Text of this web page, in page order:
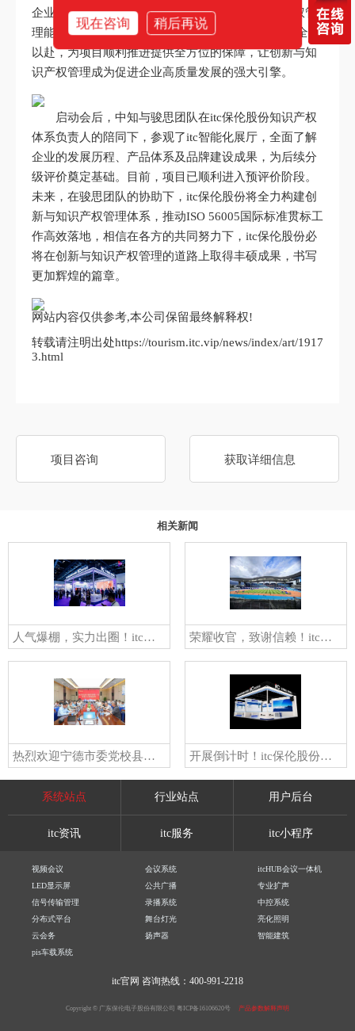
企业创新生态构建的核心价值，强调创新与知识产权管
理能力分级评价工作的重要作用， 并表示，公司将全力
以赴，为项目顺利推进提供全方位的保障，让创新与知
识产权管理成为促进企业高质量发展的强大引擎。
启动会后，中知与骏思团队在itc保伦股份知识产权
体系负责人的陪同下，参观了itc智能化展厅，全面了解
企业的发展历程、产品体系及品牌建设成果，为后续分
级评价奠定基础。目前，项目已顺利进入预评价阶段。
未来，在骏思团队的协助下，itc保伦股份将全力构建创
新与知识产权管理体系，推动ISO 56005国际标准贯标工
作高效落地，相信在各方的共同努力下，itc保伦股份必
将在创新与知识产权管理的道路上取得丰硕成果，书写
更加辉煌的篇章。
网站内容仅供参考,本公司保留最终解释权!
转载请注明出处https://tourism.itc.vip/news/index/art/1917
3.html
项目咨询 获取详细信息
相关新闻
人气爆棚，实力出圈！itc保伦股份以全栈AI视听系统惊艳亮相2026北京InfoComm China展 荣耀收官，致谢信赖！itc保伦股份以创新音视频技术书写第十五届全运会音视频保障答卷！
热烈欢迎宁德市委党校县处级干部进修班一行莅临itc保伦股份考察交流 开展倒计时！itc保伦股份邀您共赴2026北京InfoComm China展
系统站点 行业站点 用户后台
itc资讯 itc服务 itc小程序
视频会议 会议系统
itcHUB会议一体机
LED显示屏
公共广播
专业扩声
信号传输管理
录播系统
中控系统
分布式平台
舞台灯光
亮化照明
云会务
扬声器
智能建筑
pis车载系统
itc官网 咨询热线：400-991-2218
Copyright © 广东保伦电子股份有限公司 粤ICP备16106620号 产品参数解释声明
现在咨询 稍后再说